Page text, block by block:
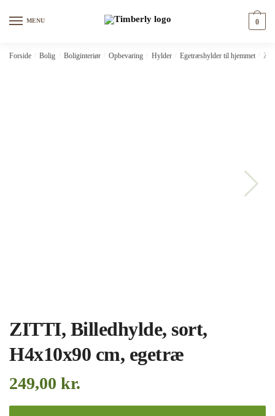
MENU 0
Forside Bolig Boliginteriør Opbevaring Hylder Egetræshylder til hjemmet
ZITTI, Billedhylde, sort,
H4x10x90 cm, egetræ
249,00 kr.